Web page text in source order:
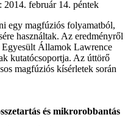
2014. február 14. péntek
egy magfúziós folyamatból,
használtak. Az eredményről
Egyesült Államok Lawrence
kutatócsoportja. Az úttörő
magfúziós kísérletek során
és mikrorobbantás